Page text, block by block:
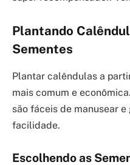
Plantando
Sementes
Plantar calêndulas a
mais comum e
são fáceis de manusear
facilidade.
Escolhendo as